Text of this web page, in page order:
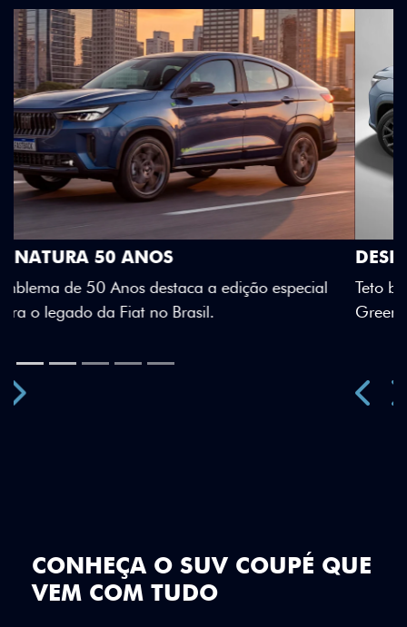
DESIGN QUE SE DESTACA
Teto bicolor, adesivos estilizados e detalhes em Citrus
Green criam uma identidade visual única.
CONHEÇA O SUV COUPÉ QUE
VEM COM TUDO